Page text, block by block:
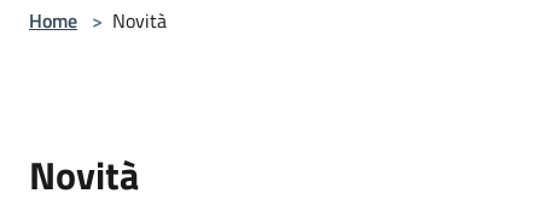
Home > Novità
Novità